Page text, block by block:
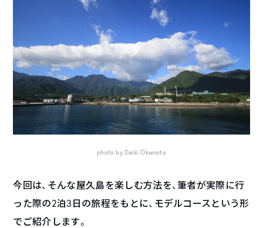
photo by Daiki Okamoto
今回は、そんな屋久島を楽しむ方法を、筆者が実際に行
った際の2泊3日の旅程をもとに、モデルコースという形
でご紹介します。